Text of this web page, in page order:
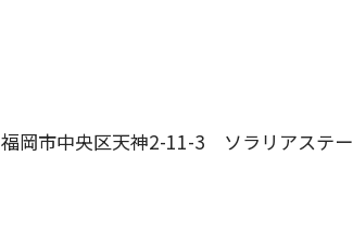
岡市中央区天神2-11-3 ソラリアステー